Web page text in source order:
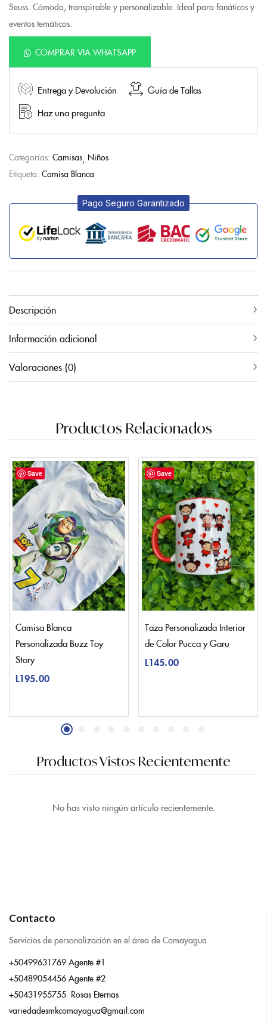
Seuss. Cómoda, transpirable y personalizable. Ideal para fanáticos y
eventos temáticos.
COMPRAR VIA WHATSAPP
Entrega y Devolución
Guía de Tallas
Haz una pregunta
Categorías: Camisas Niños
Etiqueta: Camisa Blanca
Pago Seguro Garantizado
Descripción
Información adicional
Valoraciones (0)
Productos Relacionados
Save
Camisa Blanca
Personalizada Buzz Toy
Story
L195.00
Save
Taza Personalizada Interior
de Color Pucca y Garu
L145.00
Productos Vistos Recientemente
No has visto ningún artículo recientemente.
Contacto
Servicios de personalización en el área de Comayagua.
+50499631769 Agente #1
+50489054456 Agente #2
+50431955755 Rosas Eternas
variedadesmkcomayagua@gmail.com